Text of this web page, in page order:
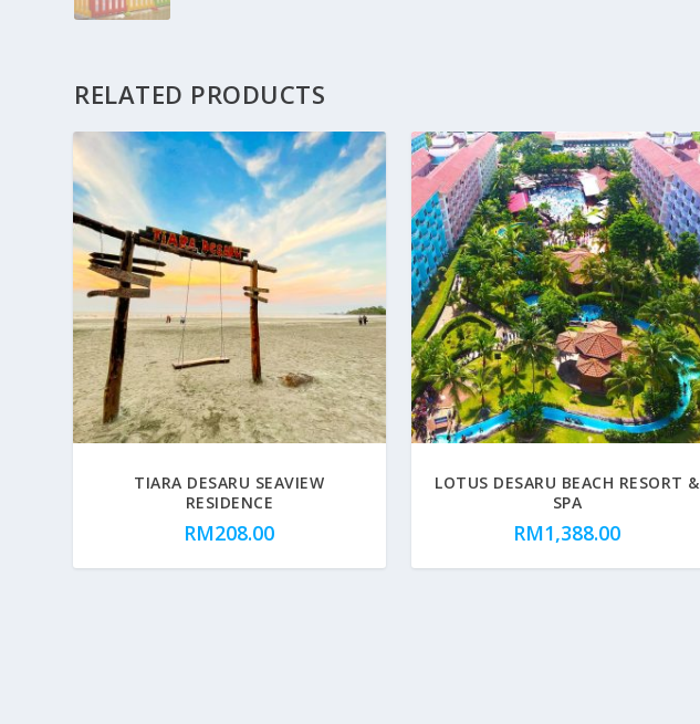
RELATED PRODUCTS
TIARA DESARU SEAVIEW
RESIDENCE
RM208.00
LOTUS DESARU BEACH RESORT &
SPA
RM1,388.00